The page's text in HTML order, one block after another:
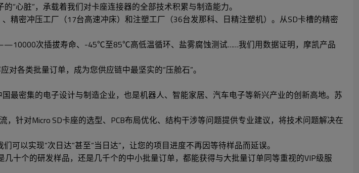
“心脏”，承载着我们对卡座连接器的全部技术积累与制造能力。
精密冲压工厂（17台高速冲床）和注塑工厂（36台发那科、日精注塑机）。从SD卡槽的精密
次插拔寿命、-45℃至85℃高低温循环、盐雾腐蚀测试……我们用数据证明，摩凯产品
各类批量订单，成为您供应链中最坚实的“压舱石”。
最密集的电子设计与制造企业，也是机器人、智能家居、汽车电子等新兴产业的创新高地。苏
针对Micro SD卡座的选型、PCB布局优化、结构干涉等问题提供专业建议，将技术问题解决在
以实现“次日达”甚至“当日达”，让您的项目进度不再因等待样品而延误。
十个的研发样品，还是几千个的中小批量订单，都能获得与大批量订单同等重视的VIP级服